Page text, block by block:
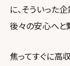
に、そういった
後々の安心へと
焦ってすぐに高